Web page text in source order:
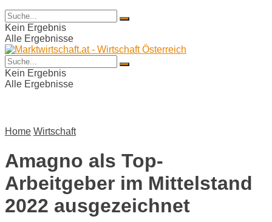
Kein Ergebnis
Alle Ergebnisse
Kein Ergebnis
Alle Ergebnisse
Home Wirtschaft
Amagno als Top-
Arbeitgeber im Mittelstand
2022 ausgezeichnet